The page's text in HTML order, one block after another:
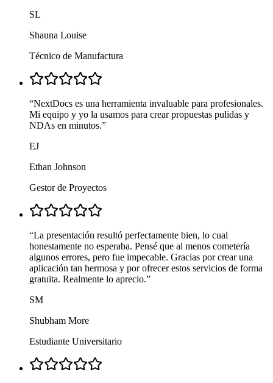
SL
Shauna Louise
Técnico de Manufactura
“NextDocs es una herramienta invaluable para profesionales.
Mi equipo y yo la usamos para crear propuestas pulidas y
NDAs en minutos.”
EJ
Ethan Johnson
Gestor de Proyectos
“La presentación resultó perfectamente bien, lo cual
honestamente no esperaba. Pensé que al menos cometería
algunos errores, pero fue impecable. Gracias por crear una
aplicación tan hermosa y por ofrecer estos servicios de forma
gratuita. Realmente lo aprecio.”
SM
Shubham More
Estudiante Universitario